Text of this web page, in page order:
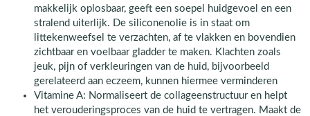
makkelijk oplosbaar, geeft een soepel huidgevoel en een
stralend uiterlijk. De siliconenolie is in staat om
littekenweefsel te verzachten, af te vlakken en bovendien
zichtbaar en voelbaar gladder te maken. Klachten zoals
jeuk, pijn of verkleuringen van de huid, bijvoorbeeld
gerelateerd aan eczeem, kunnen hiermee verminderen
Vitamine A: Normaliseert de collageenstructuur en helpt
het verouderingsproces van de huid te vertragen. Maakt de